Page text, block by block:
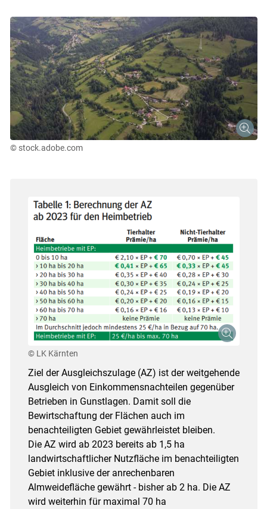
© stock.adobe.com
© LK Kärnten
Ziel der Ausgleichszulage (AZ) ist der weitgehende
Ausgleich von Einkommensnachteilen gegenüber
Betrieben in Gunstlagen. Damit soll die
Bewirtschaftung der Flächen auch im
benachteiligten Gebiet gewährleistet bleiben.
Die AZ wird ab 2023 bereits ab 1,5 ha
landwirtschaftlicher Nutzfläche im benachteiligten
Gebiet inklusive der anrechenbaren
Almweidefläche gewährt - bisher ab 2 ha. Die AZ
wird weiterhin für maximal 70 ha